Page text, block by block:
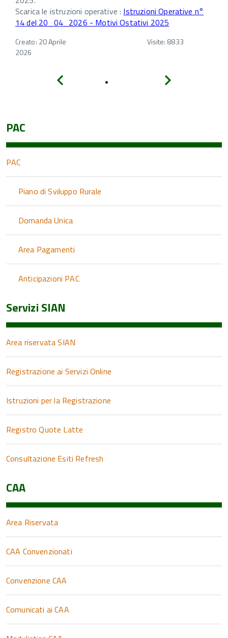
Scarica le istruzioni operative : Istruzioni Operative n°
14 del 20_04_2026 - Motivi Ostativi 2025
Creato: 20 Aprile
2026
Visite: 8833
PAC
PAC
Piano di Sviluppo Rurale
Domanda Unica
Area Pagamenti
Anticipazioni PAC
Servizi SIAN
Area riservata SIAN
Registrazione ai Servizi Online
Istruzioni per la Registrazione
Registro Quote Latte
Consultazione Esiti Refresh
CAA
Area Riservata
CAA Convenzionati
Convenzione CAA
Comunicati ai CAA